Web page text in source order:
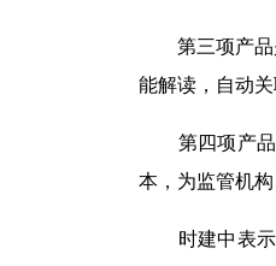
第三项产品是
能解读，自动
第四项产品
本，为监管机
时建中表示